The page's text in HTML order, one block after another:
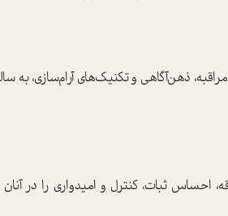
ذهن‌آگاهی و تکنیک‌های آرام‌سازی، به
احساس ثبات، کنترل و امیدواری را در